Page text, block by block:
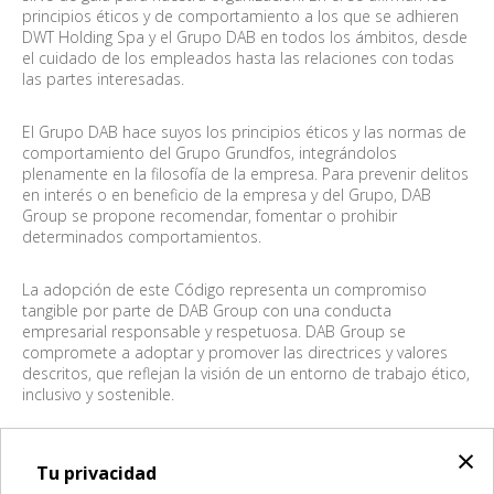
×
Tu privacidad
principios éticos y de comportamiento a los que se adhieren
DWT Holding Spa y el Grupo DAB en todos los ámbitos, desde
el cuidado de los empleados hasta las relaciones con todas
las partes interesadas.
El Grupo DAB hace suyos los principios éticos y las normas de
comportamiento del Grupo Grundfos, integrándolos
plenamente en la filosofía de la empresa. Para prevenir delitos
en interés o en beneficio de la empresa y del Grupo, DAB
Group se propone recomendar, fomentar o prohibir
determinados comportamientos.
La adopción de este Código representa un compromiso
tangible por parte de DAB Group con una conducta
empresarial responsable y respetuosa. DAB Group se
compromete a adoptar y promover las directrices y valores
descritos, que reflejan la visión de un entorno de trabajo ético,
inclusivo y sostenible.
actividades comerciales en todo el mundo, manteniendo al
mismo tiempo una indiscutible reputación de integridad, al